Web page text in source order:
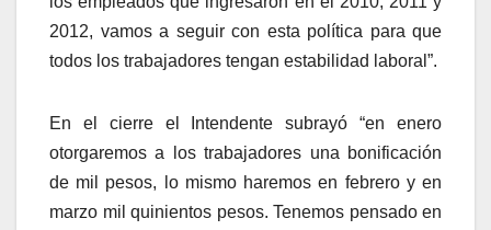
2012, vamos a seguir con esta política para que
todos los trabajadores tengan estabilidad laboral”.
En el cierre el Intendente subrayó “en enero
otorgaremos a los trabajadores una bonificación
de mil pesos, lo mismo haremos en febrero y en
marzo mil quinientos pesos. Tenemos pensado en